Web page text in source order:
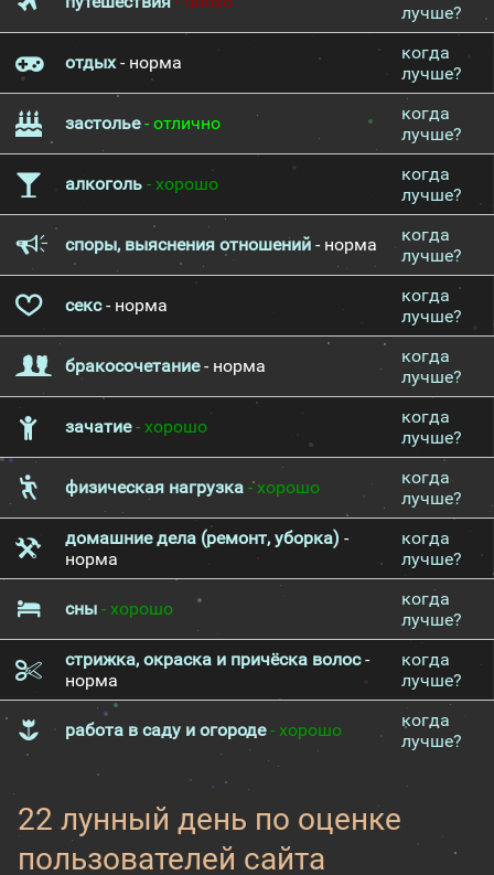
лучше?
отдых- норма
когда
лучше?
застолье- отлично
когда
лучше?
алкоголь - хорошо
когда
лучше?
споры, выяснения отношений - норма
когда
лучше?
секс- норма
когда
лучше?
бракосочетание- норма
когда
лучше?
зачатие- хорошо
когда
лучше?
физическая нагрузка - хорошо
когда
лучше?
домашние дела (ремонт, уборка) -
норма
когда
лучше?
сны - хорошо
когда
лучше?
стрижка, окраска и причёска волос-
норма
когда
лучше?
работа в саду и огороде- хорошо
когда
лучше?
22 лунный день по оценке
пользователей сайта